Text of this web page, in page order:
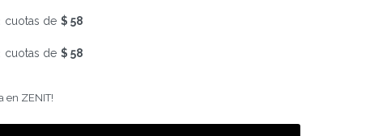
cuotas de $ 58
cuotas de $ 58
en ZENIT!